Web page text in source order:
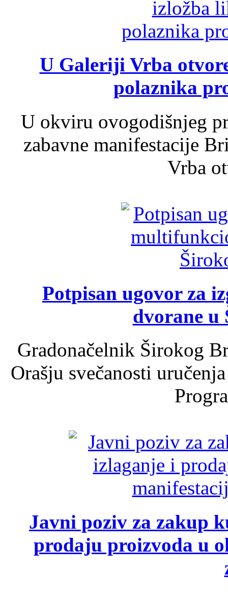
U Galeriji Vrba
polaznika
U okviru ovogodišnjeg
zabavne manifestacije
Vrba
Potpisan ugovor za
dvorane u
Gradonačelnik Širokog
Orašju svečanosti
Javni poziv za zakup
prodaju proizvoda u